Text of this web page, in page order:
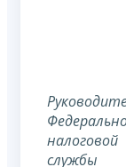
налоговой
службы